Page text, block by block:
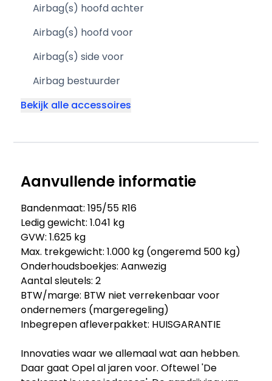
Airbag(s) hoofd achter
Airbag(s) hoofd voor
Airbag(s) side voor
Airbag bestuurder
Bekijk alle accessoires
Aanvullende informatie
Bandenmaat: 195/55 R16
Ledig gewicht: 1.041 kg
GVW: 1.625 kg
Max. trekgewicht: 1.000 kg (ongeremd 500 kg)
Onderhoudsboekjes: Aanwezig
Aantal sleutels: 2
BTW/marge: BTW niet verrekenbaar voor
ondernemers (margeregeling)
Inbegrepen afleverpakket: HUISGARANTIE
Innovaties waar we allemaal wat aan hebben.
Daar gaat Opel al jaren voor. Oftewel 'De